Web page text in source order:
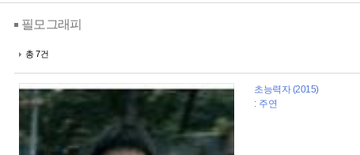
필모그래피
총 7건
초능력자 (2015)
: 주연